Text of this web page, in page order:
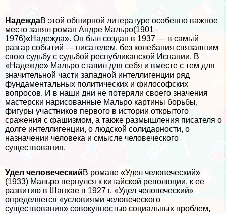
НадеждаВ этой обширной литературе особенно важное
место занял роман Андре Мальро(1901–
1976)«Надежда». Он был создан в 1937 — в самый
разгар событий — писателем, без колебания связавшим
свою судьбу с судьбой республиканской Испании. В
«Надежде» Мальро ставил для себя и вместе с тем для
значительной части западной интеллигенции ряд
фундаментальных политических и философских
вопросов. И в наши дни не потеряли своего значения
мастерски нарисованные Мальро картины борьбы,
фигуры участников первого в истории открытого
сражения с фашизмом, а также размышления писателя о
долге интеллигенции, о людской солидарности, о
назначении человека и смысле человеческого
существования.
Удел человеческийВ романе «Удел человеческий»
(1933) Мальро вернулся к китайской революции, к ее
развитию в Шанхае в 1927 г. «Удел человеческий»
определяется «условиями человеческого
существования» совокупностью социальных проблем,